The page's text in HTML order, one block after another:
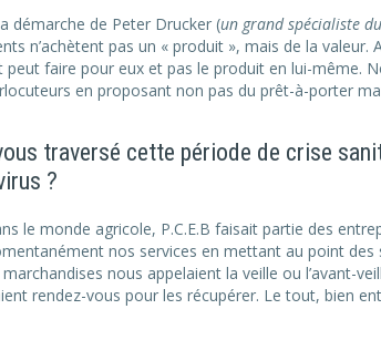
démarche de Peter Drucker (un grand spécialiste
n’achètent pas un « produit », mais de la valeur.
peut faire pour eux et pas le produit en lui-même.
en proposant non pas du prêt-à-porter
traversé cette période de crise
?
le monde agricole, P.C.E.B faisait partie des
nos services en mettant au point des
nous appelaient la veille ou l’avant-
rendez-vous pour les récupérer. Le tout, bien